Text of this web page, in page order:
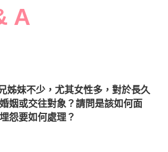
A
妹不少，尤其女性多，對於長久
姻或交往對象？請問是該如何面
怨要如何處理？